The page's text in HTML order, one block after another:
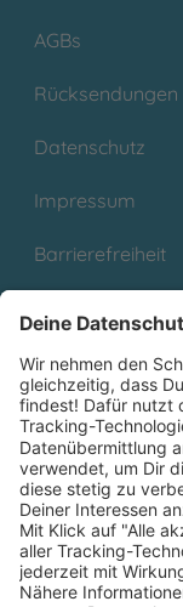
AGBs
Rücksendungen
Datenschutz
Impressum
Barrierefreiheit
Folge uns auf
*
Deutschlands